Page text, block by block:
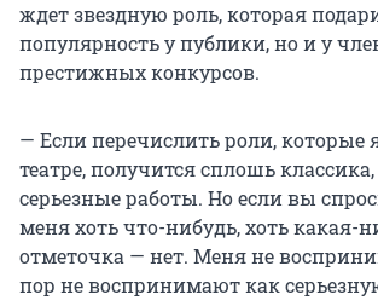
ждет звездную роль, которая
популярность у публики, но и у
престижных конкурсов.
— Если перечислить роли, которые
театре, получится сплошь
серьезные работы. Но если вы
меня хоть что-нибудь, хоть какая-
отметочка — нет. Меня не
пор не воспринимают как